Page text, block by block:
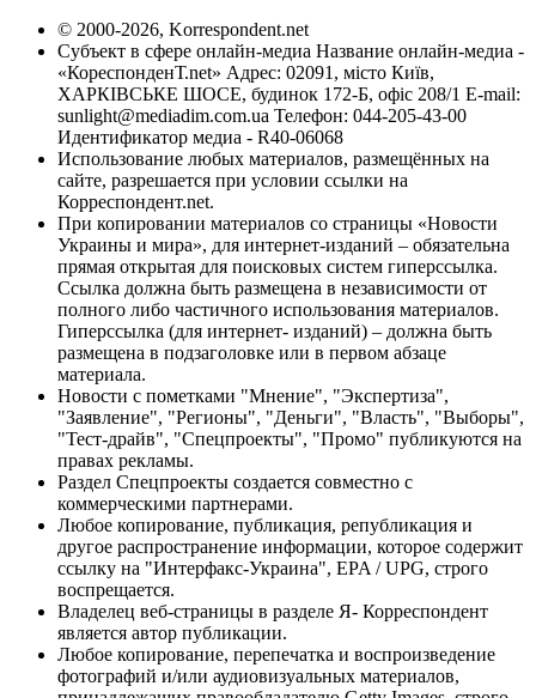
© 2000-2026, Korrespondent.net
Субъект в сфере онлайн-медиа Название онлайн-медиа -
«КореспонденТ.net» Адрес: 02091, місто Київ,
ХАРКІВСЬКЕ ШОСЕ, будинок 172-Б, офіс 208/1 E-mail:
sunlight@mediadim.com.ua Телефон: 044-205-43-00
Идентификатор медиа - R40-06068
Использование любых материалов, размещённых на
сайте, разрешается при условии ссылки на
Корреспондент.net.
При копировании материалов со страницы «Новости
Украины и мира», для интернет-изданий – обязательна
прямая открытая для поисковых систем гиперссылка.
Ссылка должна быть размещена в независимости от
полного либо частичного использования материалов.
Гиперссылка (для интернет- изданий) – должна быть
размещена в подзаголовке или в первом абзаце
материала.
Новости с пометками "Мнение", "Экспертиза",
"Заявление", "Регионы", "Деньги", "Власть", "Выборы",
"Тест-драйв", "Спецпроекты", "Промо" публикуются на
правах рекламы.
Раздел Спецпроекты создается совместно с
коммерческими партнерами.
Любое копирование, публикация, републикация и
другое распространение информации, которое содержит
ссылку на "Интерфакс-Украина", EPA / UPG, строго
воспрещается.
Владелец веб-страницы в разделе Я- Корреспондент
является автор публикации.
Любое копирование, перепечатка и воспроизведение
фотографий и/или аудиовизуальных материалов,